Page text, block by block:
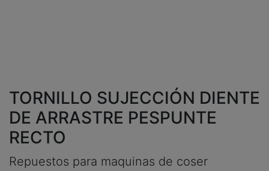
TORNILLO SUJECCIÓN DIENTE
DE ARRASTRE PESPUNTE
RECTO
Repuestos para maquinas de coser